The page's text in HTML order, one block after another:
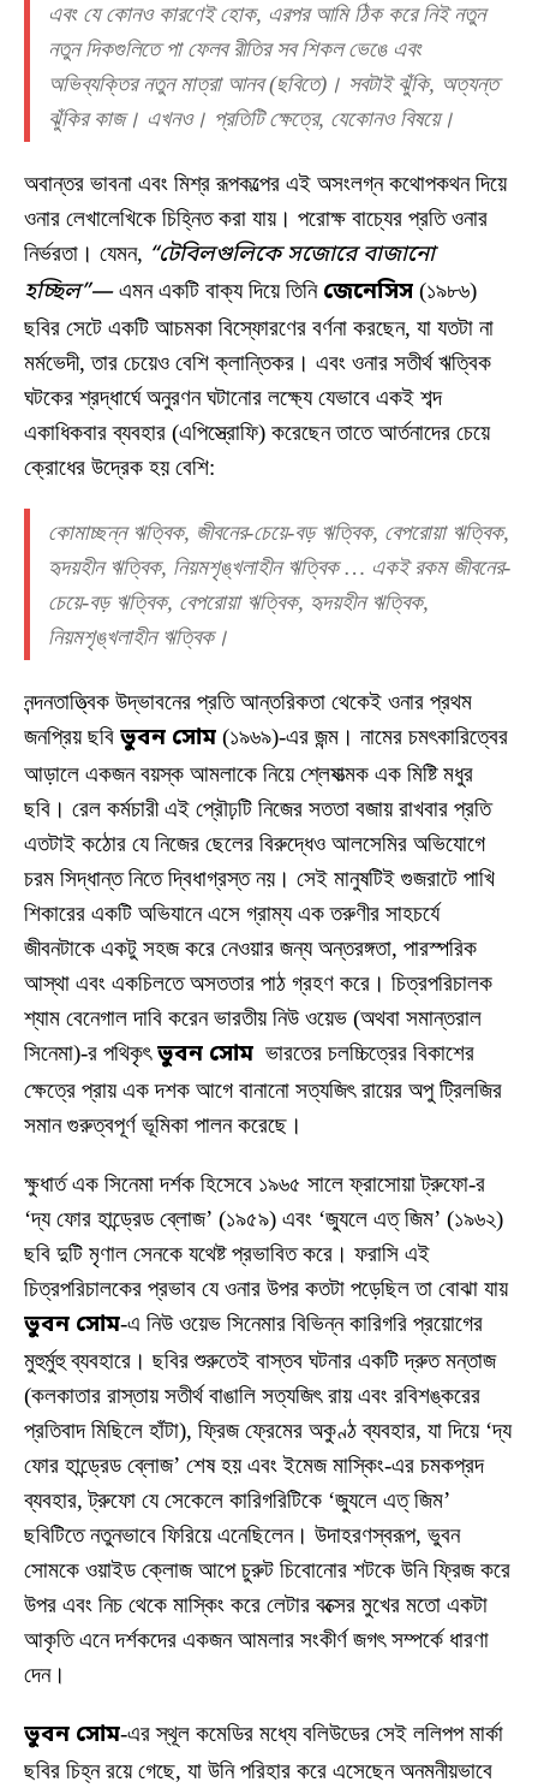
এবং যে কোনও কারণেই হোক, এরপর আমি ঠিক করে নিই নতুন
নতুন দিকগুলিতে পা ফেলব রীতির সব শিকল ভেঙে এবং
অভিব্যক্তির নতুন মাত্রা আনব (ছবিতে)। সবটাই ঝুঁকি, অত্যন্ত
ঝুঁকির কাজ। এখনও। প্রতিটি ক্ষেত্রে, যেকোনও বিষয়ে।
অবান্তর ভাবনা এবং মিশ্র রূপকল্পের এই অসংলগ্ন কথোপকথন দিয়ে
ওনার লেখালেখিকে চিহ্নিত করা যায়। পরোক্ষ বাচ্যের প্রতি ওনার
নির্ভরতা। যেমন, “টেবিলগুলিকে সজোরে বাজানো
হচ্ছিল”—এমন একটি বাক্য দিয়ে তিনি জেনেসিস (১৯৮৬)
ছবির সেটে একটি আচমকা বিস্ফোরণের বর্ণনা করছেন, যা যতটা না
মর্মভেদী, তার চেয়েও বেশি ক্লান্তিকর। এবং ওনার সতীর্থ ঋত্বিক
ঘটকের শ্রদ্ধার্ঘে অনুরণন ঘটানোর লক্ষ্যে যেভাবে একই শব্দ
একাধিকবার ব্যবহার (এপিস্ত্রোফি) করেছেন তাতে আর্তনাদের চেয়ে
ক্রোধের উদ্রেক হয় বেশি:
কোমাচ্ছন্ন ঋত্বিক, জীবনের-চেয়ে-বড় ঋত্বিক, বেপরোয়া ঋত্বিক,
হৃদয়হীন ঋত্বিক, নিয়মশৃঙ্খলাহীন ঋত্বিক … একই রকম জীবনের-
চেয়ে-বড় ঋত্বিক, বেপরোয়া ঋত্বিক, হৃদয়হীন ঋত্বিক,
নিয়মশৃঙ্খলাহীন ঋত্বিক।
নন্দনতাত্ত্বিক উদ্ভাবনের প্রতি আন্তরিকতা থেকেই ওনার প্রথম
জনপ্রিয় ছবি ভুবন সোম (১৯৬৯)-এর জন্ম। নামের চমৎকারিত্বের
আড়ালে একজন বয়স্ক আমলাকে নিয়ে শ্লেষাত্মক এক মিষ্টি মধুর
ছবি। রেল কর্মচারী এই প্রৌঢ়টি নিজের সততা বজায় রাখবার প্রতি
এতটাই কঠোর যে নিজের ছেলের বিরুদ্ধেও আলসেমির অভিযোগে
চরম সিদ্ধান্ত নিতে দ্বিধাগ্রস্ত নয়। সেই মানুষটিই গুজরাটে পাখি
শিকারের একটি অভিযানে এসে গ্রাম্য এক তরুণীর সাহচর্যে
জীবনটাকে একটু সহজ করে নেওয়ার জন্য অন্তরঙ্গতা, পারস্পরিক
আস্থা এবং একচিলতে অসততার পাঠ গ্রহণ করে। চিত্রপরিচালক
শ্যাম বেনেগাল দাবি করেন ভারতীয় নিউ ওয়েভ (অথবা সমান্তরাল
সিনেমা)-র পথিকৃৎভুবন সোম ভারতের চলচ্চিত্রের বিকাশের
ক্ষেত্রে প্রায় এক দশক আগে বানানো সত্যজিৎ রায়ের অপু ট্রিলজির
সমান গুরুত্বপূর্ণ ভূমিকা পালন করেছে।
ক্ষুধার্ত এক সিনেমা দর্শক হিসেবে ১৯৬৫ সালে ফ্রাসোয়া ট্রুফো-র
‘দ্য ফোর হান্ড্রেড ব্লোজ’ (১৯৫৯) এবং ‘জ্যুলে এত্ জিম’ (১৯৬২)
ছবি দুটি মৃণাল সেনকে যথেষ্ট প্রভাবিত করে। ফরাসি এই
চিত্রপরিচালকের প্রভাব যে ওনার উপর কতটা পড়েছিল তা বোঝা যায়
ভুবন সোম-এ নিউ ওয়েভ সিনেমার বিভিন্ন কারিগরি প্রয়োগের
মুহুর্মুহু ব্যবহারে। ছবির শুরুতেই বাস্তব ঘটনার একটি দ্রুত মন্তাজ
(কলকাতার রাস্তায় সতীর্থ বাঙালি সত্যজিৎ রায় এবং রবিশঙ্করের
প্রতিবাদ মিছিলে হাঁটা), ফ্রিজ ফ্রেমের অকুণ্ঠ ব্যবহার, যা দিয়ে ‘দ্য
ফোর হান্ড্রেড ব্লোজ’ শেষ হয় এবং ইমেজ মাস্কিং-এর চমকপ্রদ
ব্যবহার, ট্রুফো যে সেকেলে কারিগরিটিকে ‘জ্যুলে এত্ জিম’
ছবিটিতে নতুনভাবে ফিরিয়ে এনেছিলেন। উদাহরণস্বরূপ, ভুবন
সোমকে ওয়াইড ক্লোজ আপে চুরুট চিবোনোর শটকে উনি ফ্রিজ করে
উপর এবং নিচ থেকে মাস্কিং করে লেটার বক্সের মুখের মতো একটা
আকৃতি এনে দর্শকদের একজন আমলার সংকীর্ণ জগৎ সম্পর্কে ধারণা
দেন।
ভুবন সোম-এর স্থূল কমেডির মধ্যে বলিউডের সেই ললিপপ মার্কা
ছবির চিহ্ন রয়ে গেছে, যা উনি পরিহার করে এসেছেন অনমনীয়ভাবে